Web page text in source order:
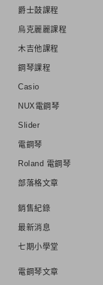
爵士鼓課程
烏克麗麗課程
木吉他課程
鋼琴課程
Casio
NUX電鋼琴
Slider
電鋼琴
Roland 電鋼琴
部落格文章
銷售紀錄
最新消息
七期小學堂
電鋼琴文章